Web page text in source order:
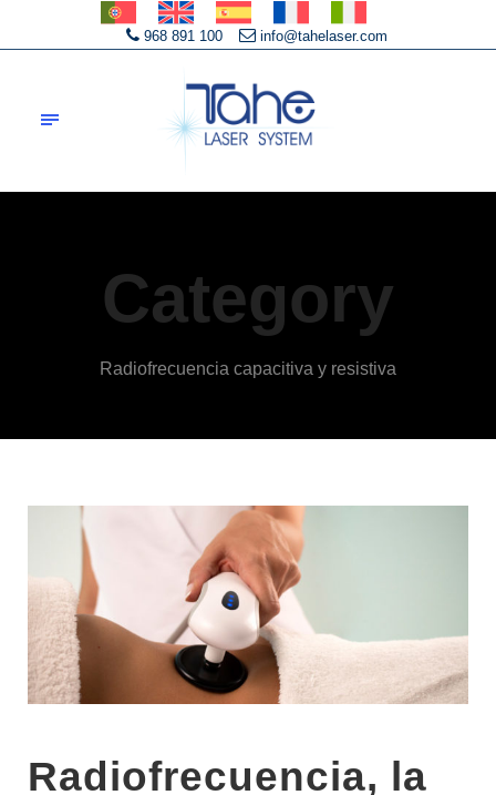
968 891 100 info@tahelaser.com
Category
Radiofrecuencia capacitiva y resistiva
Radiofrecuencia, la